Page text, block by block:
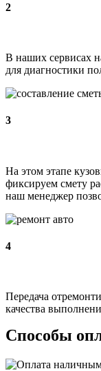
2
В наших сервисах
для диагностики
3
На этом этапе
фиксируем смету
наш менеджер
4
Передача
качества
Способы